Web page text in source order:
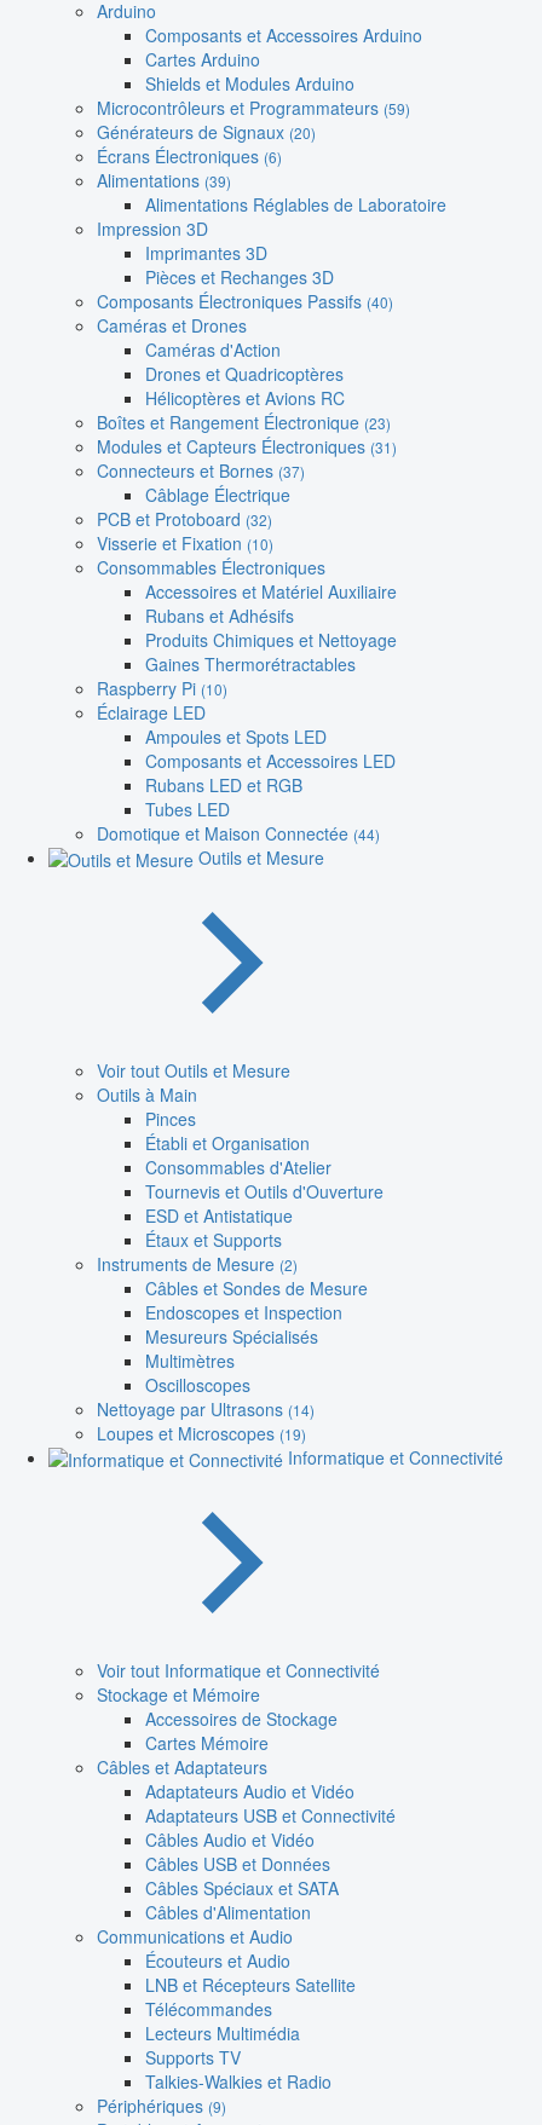
Arduino
Composants et Accessoires Arduino
Cartes Arduino
Shields et Modules Arduino
Microcontrôleurs et Programmateurs (59)
Générateurs de Signaux (20)
Écrans Électroniques (6)
Alimentations (39)
Alimentations Réglables de Laboratoire
Impression 3D
Imprimantes 3D
Pièces et Rechanges 3D
Composants Électroniques Passifs (40)
Caméras et Drones
Caméras d'Action
Drones et Quadricoptères
Hélicoptères et Avions RC
Boîtes et Rangement Électronique (23)
Modules et Capteurs Électroniques (31)
Connecteurs et Bornes (37)
Câblage Électrique
PCB et Protoboard (32)
Visserie et Fixation (10)
Consommables Électroniques
Accessoires et Matériel Auxiliaire
Rubans et Adhésifs
Produits Chimiques et Nettoyage
Gaines Thermorétractables
Raspberry Pi (10)
Éclairage LED
Ampoules et Spots LED
Composants et Accessoires LED
Rubans LED et RGB
Tubes LED
Domotique et Maison Connectée (44)
Outils et Mesure
Voir tout Outils et Mesure
Outils à Main
Pinces
Établi et Organisation
Consommables d'Atelier
Tournevis et Outils d'Ouverture
ESD et Antistatique
Étaux et Supports
Instruments de Mesure (2)
Câbles et Sondes de Mesure
Endoscopes et Inspection
Mesureurs Spécialisés
Multimètres
Oscilloscopes
Nettoyage par Ultrasons (14)
Loupes et Microscopes (19)
Informatique et Connectivité
Voir tout Informatique et Connectivité
Stockage et Mémoire
Accessoires de Stockage
Cartes Mémoire
Câbles et Adaptateurs
Adaptateurs Audio et Vidéo
Adaptateurs USB et Connectivité
Câbles Audio et Vidéo
Câbles USB et Données
Câbles Spéciaux et SATA
Câbles d'Alimentation
Communications et Audio
Écouteurs et Audio
LNB et Récepteurs Satellite
Télécommandes
Lecteurs Multimédia
Supports TV
Talkies-Walkies et Radio
Périphériques (9)